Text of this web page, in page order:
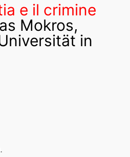
e il crimine
Mokros,
in